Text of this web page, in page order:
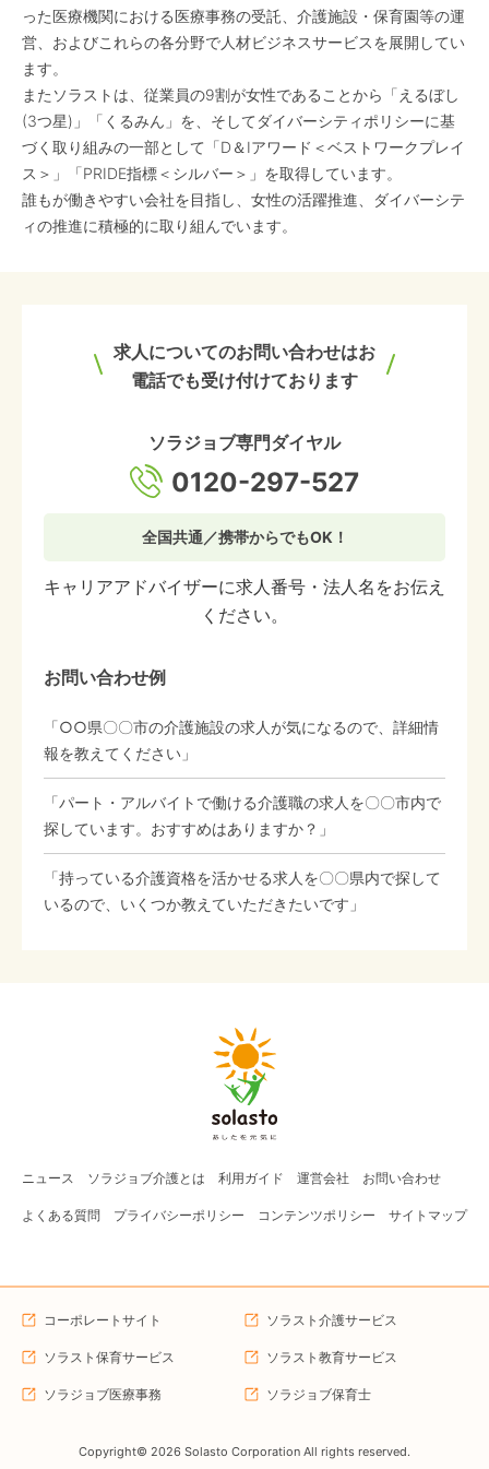
った医療機関における医療事務の受託、介護施設・保育園等の運
営、およびこれらの各分野で人材ビジネスサービスを展開してい
ます。
またソラストは、従業員の9割が女性であることから「えるぼし
(3つ星)」「くるみん」を、そしてダイバーシティポリシーに基
づく取り組みの一部として「D＆Iアワード＜ベストワークプレイ
ス＞」「PRIDE指標＜シルバー＞」を取得しています。
誰もが働きやすい会社を目指し、女性の活躍推進、ダイバーシテ
ィの推進に積極的に取り組んでいます。
求人についてのお問い合わせはお
電話でも受け付けております
ソラジョブ専門ダイヤル
0120-297-527
全国共通／携帯からでもOK！
キャリアアドバイザーに求人番号・法人名をお伝え
ください。
お問い合わせ例
「○○県〇〇市の介護施設の求人が気になるので、詳細情
報を教えてください」
「パート・アルバイトで働ける介護職の求人を〇〇市内で
探しています。おすすめはありますか？」
「持っている介護資格を活かせる求人を〇〇県内で探して
いるので、いくつか教えていただきたいです」
ニュース ソラジョブ介護とは 利用ガイド 運営会社 お問い合わせ
よくある質問 プライバシーポリシー コンテンツポリシー サイトマップ
コーポレートサイト ソラスト介護サービス
ソラスト保育サービス ソラスト教育サービス
ソラジョブ医療事務 ソラジョブ保育士
Copyright© 2026 Solasto Corporation All rights reserved.